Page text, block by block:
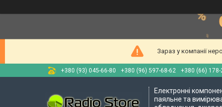
Зараз у компанії
+380 (93) 045-66-80 +380 (96) 597-68-62 +380 (66) 178-
Електронні
паяльне та